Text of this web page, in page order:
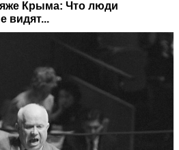
Крыма: Что люди
видят...